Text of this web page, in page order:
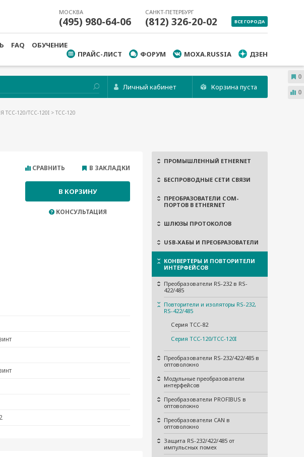
МОСКВА
(495) 980-64-06
САНКТ-ПЕТЕРБУРГ
(812) 326-20-02 ВСЕ ГОРОДА
FAQ
ОБУЧЕНИЕ
ПРАЙС-ЛИСТ
ФОРУМ MOXA.RUSSIA ДЗЕН
Личный кабинет Корзина пуста
TCC-120/TCC-120I > TCC-120
ПРОМЫШЛЕННЫЙ ETHERNET
БЕСПРОВОДНЫЕ СЕТИ СВЯЗИ
ПРЕОБРАЗОВАТЕЛИ COM-
ПОРТОВ В ETHERNET
ШЛЮЗЫ ПРОТОКОЛОВ
USB-ХАБЫ И ПРЕОБРАЗОВАТЕЛИ
КОНВЕРТЕРЫ И ПОВТОРИТЕЛИ
ИНТЕРФЕЙСОВ
Преобразователи RS-232 в RS-
422/485
Повторители и изоляторы RS-232,
RS-422/485
Серия TCC-82
Серия TCC-120/TCC-120I
Преобразователи RS-232/422/485 в
оптоволокно
Модульные преобразователи
интерфейсов
Преобразователи PROFIBUS в
оптоволокно
Преобразователи CAN в
оптоволокно
Защита RS-232/422/485 от
импульсных помех
СРАВНИТЬ В ЗАКЛАДКИ
В КОРЗИНУ
КОНСУЛЬТАЦИЯ
0
0